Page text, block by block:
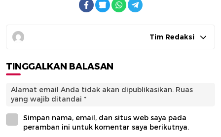
Tim Redaksi
TINGGALKAN BALASAN
Alamat email Anda tidak akan dipublikasikan. Ruas
yang wajib ditandai *
Simpan nama, email, dan situs web saya pada
peramban ini untuk komentar saya berikutnya.